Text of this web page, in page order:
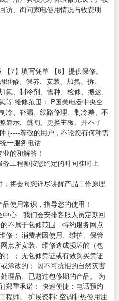
访、询问家电使用情况与收费明
【7】填写凭单 【8】提供保修。
修、保养、安装、加氟、拆、
、制冷剂、雪种、检修、搬运、
等 维修范围： P国美电器中央空
冷、补漏、线路修理、制冷差、不
显示、跳闸、更换主板、开不了
{----尊敬的用户，不论您有何种需
一服务电话
的和解答！
工程师按您约定的时间准时上
将会向您详尽讲解产品工作原理
使用常识，指导您的使用！
心，我们会安排客服人员定期回
不属于包修范围，特约服务网点
修： 消费者因使用、维护、保管
点所安装、维修造成损坏的（包
）； 无包修凭证或有效购买凭证
涂改的； 因不可抗拒的自然灾害
理品、已超过包修期的产品。 为
郑重承诺： 快速便捷：电话预约
程师。 扩展资料: 空调制热使用注